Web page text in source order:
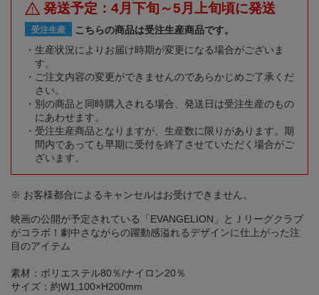
発送予定：4月下旬～5月上旬頃に発送
受注生産
こちらの商品は受注生産商品です。
生産状況によりお届け時期が変更になる場合がございま
す。
ご注文内容の変更ができませんのであらかじめご了承くだ
さい。
別の商品と同時購入される場合、発送日は受注生産のもの
にあわせます。
受注生産商品となりますが、生産数に限りがあります。期
間内であっても早期に受付を終了させていただく場合がご
ざいます。
※ お客様都合によるキャンセルはお受けできません。
映画の公開が予定されている「EVANGELION」とＪリーグクラブ
がコラボ！劇中さながらの躍動感溢れるデザインに仕上がった注
目のアイテム
素材：ポリエステル80％/ナイロン20％
サイズ：約W1,100×H200mm